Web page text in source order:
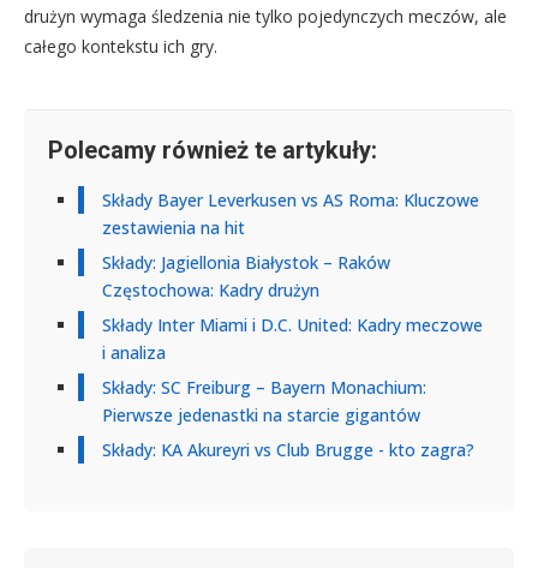
drużyn wymaga śledzenia nie tylko pojedynczych meczów, ale
całego kontekstu ich gry.
Polecamy również te artykuły:
Składy Bayer Leverkusen vs AS Roma: Kluczowe
zestawienia na hit
Składy: Jagiellonia Białystok – Raków
Częstochowa: Kadry drużyn
Składy Inter Miami i D.C. United: Kadry meczowe
i analiza
Składy: SC Freiburg – Bayern Monachium:
Pierwsze jedenastki na starcie gigantów
Składy: KA Akureyri vs Club Brugge - kto zagra?